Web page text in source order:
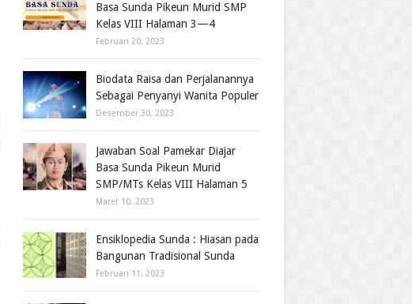
Basa Sunda Pikeun Murid SMP
Kelas VIII Halaman 3—4
Februari 20, 2023
Biodata Raisa dan Perjalanannya
Sebagai Penyanyi Wanita Populer
Desember 30, 2023
Jawaban Soal Pamekar Diajar
Basa Sunda Pikeun Murid
SMP/MTs Kelas VIII Halaman 5
Maret 10, 2023
Ensiklopedia Sunda : Hiasan pada
Bangunan Tradisional Sunda
Februari 11, 2023